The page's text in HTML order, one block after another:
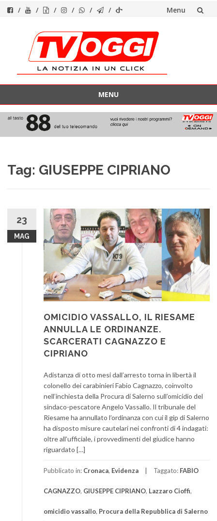
Menu
contenuto
MENU
contenuto
Tag: GIUSEPPE CIPRIANO
23
MAG
OMICIDIO VASSALLO, IL RIESAME
ANNULLA LE ORDINANZE.
SCARCERATI CAGNAZZO E
CIPRIANO
Adistanza di otto mesi dall’arresto torna in libertà il
colonello dei carabinieri Fabio Cagnazzo, coinvolto
nell’inchiesta della Procura di Salerno sull’omicidio del
sindaco-pescatore Angelo Vassallo. Il tribunale del
Riesame ha annullato l’ordinanza con cui il gip di Salerno
ha disposto misure cautelari nei confronti di 4 indagati:
oltre all’ufficiale, i provvedimenti del giudice hanno
riguardato […]
Pubblicato in: Cronaca, Evidenza Taggato: FABIO
CAGNAZZO, GIUSEPPE CIPRIANO, Lazzaro Cioffi,
omicidio vassallo, Procura della Repubblica di Salerno